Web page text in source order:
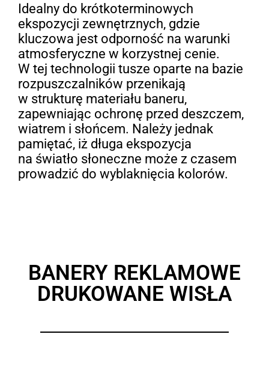
Idealny do krótkoterminowych
ekspozycji zewnętrznych, gdzie
kluczowa jest odporność na warunki
atmosferyczne w korzystnej cenie.
W tej technologii tusze oparte na bazie
rozpuszczalników przenikają
w strukturę materiału baneru,
zapewniając ochronę przed deszczem,
wiatrem i słońcem. Należy jednak
pamiętać, iż długa ekspozycja
na światło słoneczne może z czasem
prowadzić do wyblaknięcia kolorów.
BANERY REKLAMOWE
DRUKOWANE WISŁA